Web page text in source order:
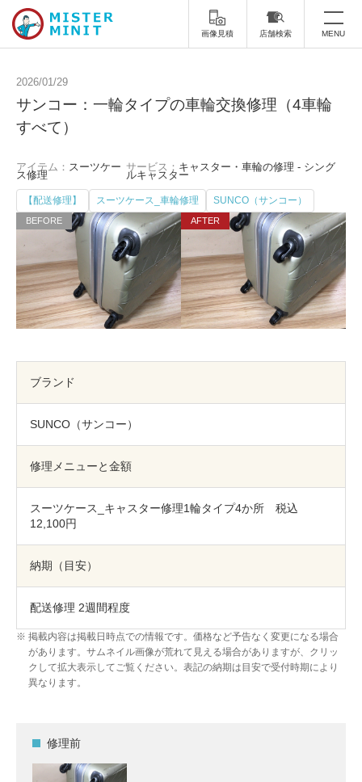
画像見積 店舗検索 MENU
ミスターミニットについて
スーツケース修理 靴修理
スニーカー修理 靴磨き
カバンの修理 時計修理・電池交換
傘修理 合鍵の作製
印鑑・はんこの作製 ダビング
包丁研ぎ 杖先の修理
店舗を探す
オンライン修理見積もりサービス（配送修理）
お問い合わせ
採用情報
CLOSE
2026/01/29
サンコー：一輪タイプの車輪交換修理（4車輪
すべて）
アイテム： スーツケー
ス修理
サービス： キャスター・車輪の修理 - シング
ルキャスター
【配送修理】 スーツケース_車輪修理 SUNCO（サンコー）
ブランド
SUNCO（サンコー）
修理メニューと金額
スーツケース_キャスター修理1輪タイプ4か所 税込
12,100円
納期（目安）
配送修理 2週間程度
掲載内容は掲載日時点での情報です。価格など予告なく変更になる場合
があります。サムネイル画像が荒れて見える場合がありますが、クリッ
クして拡大表示してご覧ください。表記の納期は目安で受付時期により
異なります。
修理前